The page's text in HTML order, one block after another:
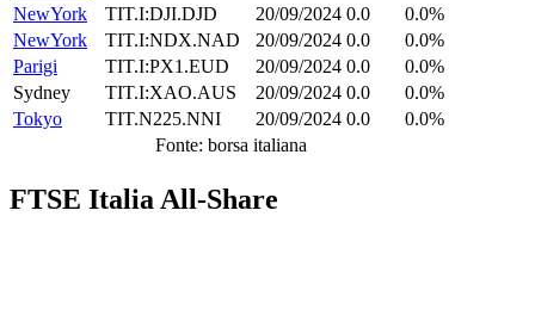
NewYork
TIT.I:DJI.DJD 20/09/2024 0.0
0.0%
NewYork
TIT.I:NDX.NAD 20/09/2024 0.0
0.0%
Parigi
TIT.I:PX1.EUD 20/09/2024 0.0
0.0%
Sydney
TIT.I:XAO.AUS 20/09/2024 0.0
0.0%
Tokyo
TIT.N225.NNI 20/09/2024 0.0
0.0%
Fonte: borsa italiana
FTSE Italia All-Share